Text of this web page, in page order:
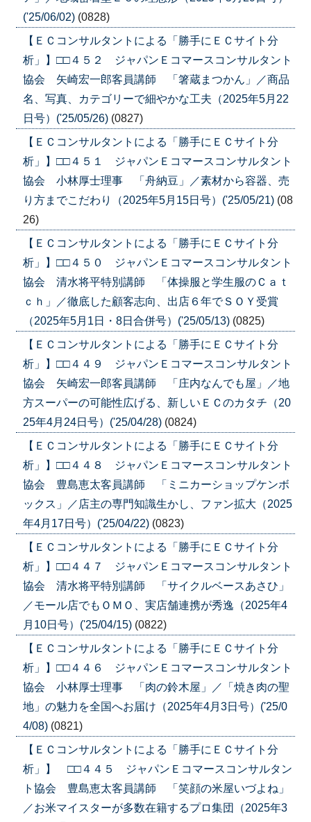
('25/06/02) (0828)
【ＥＣコンサルタントによる「勝手にＥＣサイト分
析」】□□４５２ ジャパンＥコマースコンサルタント
協会 矢崎宏一郎客員講師 「箸蔵まつかん」／商品
名、写真、カテゴリーで細やかな工夫（2025年5月22
日号）('25/05/26) (0827)
【ＥＣコンサルタントによる「勝手にＥＣサイト分
析」】□□４５１ ジャパンＥコマースコンサルタント
協会 小林厚士理事 「舟納豆」／素材から容器、売
り方までこだわり（2025年5月15日号）('25/05/21) (08
26)
【ＥＣコンサルタントによる「勝手にＥＣサイト分
析」】□□４５０ ジャパンＥコマースコンサルタント
協会 清水将平特別講師 「体操服と学生服のＣａｔ
ｃｈ」／徹底した顧客志向、出店６年でＳＯＹ受賞
（2025年5月1日・8日合併号）('25/05/13) (0825)
【ＥＣコンサルタントによる「勝手にＥＣサイト分
析」】□□４４９ ジャパンＥコマースコンサルタント
協会 矢崎宏一郎客員講師 「庄内なんでも屋」／地
方スーパーの可能性広げる、新しいＥＣのカタチ（20
25年4月24日号）('25/04/28) (0824)
【ＥＣコンサルタントによる「勝手にＥＣサイト分
析」】□□４４８ ジャパンＥコマースコンサルタント
協会 豊島恵太客員講師 「ミニカーショップケンボ
ックス」／店主の専門知識生かし、ファン拡大（2025
年4月17日号）('25/04/22) (0823)
【ＥＣコンサルタントによる「勝手にＥＣサイト分
析」】□□４４７ ジャパンＥコマースコンサルタント
協会 清水将平特別講師 「サイクルベースあさひ」
／モール店でもＯＭＯ、実店舗連携が秀逸（2025年4
月10日号）('25/04/15) (0822)
【ＥＣコンサルタントによる「勝手にＥＣサイト分
析」】□□４４６ ジャパンＥコマースコンサルタント
協会 小林厚士理事 「肉の鈴木屋」／「焼き肉の聖
地」の魅力を全国へお届け（2025年4月3日号）('25/0
4/08) (0821)
【ＥＣコンサルタントによる「勝手にＥＣサイト分
析」】 □□４４５ ジャパンＥコマースコンサルタン
ト協会 豊島恵太客員講師 「笑顔の米屋いづよね」
／お米マイスターが多数在籍するプロ集団（2025年3